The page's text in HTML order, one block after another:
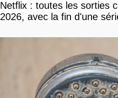
Netflix : toutes les sorties
2026, avec la fin d'une